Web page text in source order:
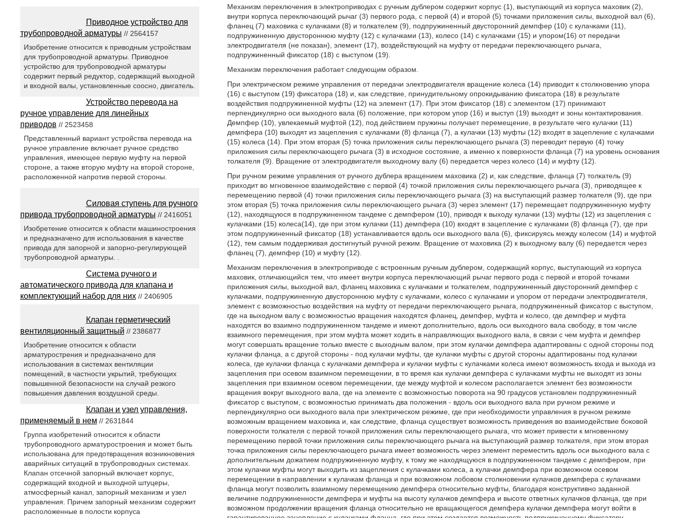
Механизм переключения в электроприводах с ручным дублером содержит корпус (1), выступающий из корпуса маховик (2),
внутри корпуса переключающий рычаг (3) первого рода, с первой (4) и второй (5) точками приложения силы, выходной вал (6),
фланец (7) маховика с кулачками (8) и толкателем (9), подпружиненный двусторонний демпфер (10) с кулачками (11),
подпружиненную двустороннюю муфту (12) с кулачками (13), колесо (14) с кулачками (15) и упором(16) от передачи
электродвигателя (не показан), элемент (17), воздействующий на муфту от передачи переключающего рычага,
подпружиненный фиксатор (18) с выступом (19).
Механизм переключения работает следующим образом.
При электрическом режиме управления от передачи электродвигателя вращение колеса (14) приводит к столкновению упора
(16) с выступом (19) фиксатора (18) и, как следствие, принудительному опрокидыванию фиксатора (18) в результате
воздействия подпружиненной муфты (12) на элемент (17). При этом фиксатор (18) с элементом (17) принимают
перпендикулярно оси выходного вала (6) положение, при котором упор (16) и выступ (19) выходят и зоны контактирования.
Демпфер (10), увлекаемый муфтой (12), под действием пружины получает перемещение, в результате чего кулачки (11)
демпфера (10) выходят из зацепления с кулачками (8) фланца (7), а кулачки (13) муфты (12) входят в зацепление с кулачками
(15) колеса (14). При этом вторая (5) точка приложения силы переключающего рычага (3) переводит первую (4) точку
приложения силы переключающего рычага (3) в исходное состояние, а именно к поверхности фланца (7) на уровень основания
толкателя (9). Вращение от электродвигателя выходному валу (6) передается через колесо (14) и муфту (12).
При ручном режиме управления от ручного дублера вращением маховика (2) и, как следствие, фланца (7) толкатель (9)
приходит во мгновенное взаимодействие с первой (4) точкой приложения силы переключающего рычага (3), приводящее к
перемещению первой (4) точки приложения силы переключающего рычага (3) на выступающий размер толкателя (9), где при
этом вторая (5) точка приложения силы переключающего рычага (3) через элемент (17) перемещает подпружиненную муфту
(12), находящуюся в подпружиненном тандеме с демпфером (10), приводя к выходу кулачки (13) муфты (12) из зацепления с
кулачками (15) колеса(14), где при этом кулачки (11) демпфера (10) входят в зацепление с кулачками (8) фланца (7), где при
этом подпружиненный фиксатор (18) устанавливается вдоль оси выходного вала (6), фиксируясь между колесом (14) и муфтой
(12), тем самым поддерживая достигнутый ручной режим. Вращение от маховика (2) к выходному валу (6) передается через
фланец (7), демпфер (10) и муфту (12).
Механизм переключения в электроприводе с встроенным ручным дублером, содержащий корпус, выступающий из корпуса
маховик, отличающийся тем, что имеет внутри корпуса переключающий рычаг первого рода с первой и второй точками
приложения силы, выходной вал, фланец маховика с кулачками и толкателем, подпружиненный двусторонний демпфер с
кулачками, подпружиненную двустороннюю муфту с кулачками, колесо с кулачками и упором от передачи электродвигателя,
элемент с возможностью воздействия на муфту от передачи переключающего рычага, подпружиненный фиксатор с выступом,
где на выходном валу с возможностью вращения находятся фланец, демпфер, муфта и колесо, где демпфер и муфта
находятся во взаимно подпружиненном тандеме и имеют дополнительно, вдоль оси выходного вала свободу, в том числе
взаимного перемещения, при этом муфта может ходить в направляющих выходного вала, в связи с чем муфта и демпфер
могут совершать вращение только вместе с выходным валом, при этом кулачки демпфера адаптированы с одной стороны под
кулачки фланца, а с другой стороны - под кулачки муфты, где кулачки муфты с другой стороны адаптированы под кулачки
колеса, где кулачки фланца с кулачками демпфера и кулачки муфты с кулачками колеса имеют возможность входа и выхода из
зацепления при осевом взаимном перемещении, в то время как кулачки демпфера с кулачками муфты не выходят из зоны
зацепления при взаимном осевом перемещении, где между муфтой и колесом располагается элемент без возможности
вращения вокруг выходного вала, где на элементе с возможностью поворота на 90 градусов установлен подпружиненный
фиксатор с выступом, с возможностью принимать два положения - вдоль оси выходного вала при ручном режиме и
перпендикулярно оси выходного вала при электрическом режиме, где при необходимости управления в ручном режиме
возможным вращением маховика и, как следствие, фланца существует возможность приведения во взаимодействие боковой
поверхности толкателя с первой точкой приложения силы переключающего рычага, что может привести к мгновенному
перемещению первой точки приложения силы переключающего рычага на выступающий размер толкателя, при этом вторая
точка приложения силы переключающего рычага имеет возможность через элемент переместить вдоль оси выходного вала с
дополнительным дожатием подпружиненную муфту, к тому же находящуюся в подпружиненном тандеме с демпфером, при
этом кулачки муфты могут выходить из зацепления с кулачками колеса, а кулачки демпфера при возможном осевом
перемещении в направлении к кулачкам фланца и при возможном лобовом столкновении кулачков демпфера с кулачками
фланца могут позволить взаимному перемещению демпфера относительно муфты, благодаря конструктивно заданной
величине подпружиненности демпфера и муфты на высоту кулачков демпфера и высоте ответных кулачков фланца, где при
возможном продолжении вращения фланца относительно не вращающегося демпфера кулачки демпфера могут войти в
Приводное устройство для
трубопроводной арматуры // 2564157
Изобретение относится к приводным устройствам
для трубопроводной арматуры. Приводное
устройство для трубопроводной арматуры
содержит первый редуктор, содержащий выходной
и входной валы, установленные соосно, двигатель.
Устройство перевода на
ручное управление для линейных
приводов // 2523458
Представленный вариант устройства перевода на
ручное управление включает ручное средство
управления, имеющее первую муфту на первой
стороне, а также вторую муфту на второй стороне,
расположенной напротив первой стороны.
Силовая ступень для ручного
привода трубопроводной арматуры // 2416051
Изобретение относится к области машиностроения
и предназначено для использования в качестве
привода для запорной и запорно-регулирующей
трубопроводной арматуры. .
Система ручного и
автоматического привода для клапана и
комплектующий набор для них// 2406905
Клапан герметический
вентиляционный защитный // 2386877
Изобретение относится к области
арматурострения и предназначено для
использования в системах вентиляции
помещений, в частности укрытий, требующих
повышенной безопасности на случай резкого
повышения давления воздушной среды.
Клапан и узел управления,
применяемый в нем // 2631844
Группа изобретений относится к области
трубопроводного арматуростроения и может быть
использована для предотвращения возникновения
аварийных ситуаций в трубопроводных системах.
Клапан отсечной запорный включает корпус,
содержащий входной и выходной штуцеры,
атмосферный канал, запорный механизм и узел
управления. Причем запорный механизм содержит
расположенные в полости корпуса